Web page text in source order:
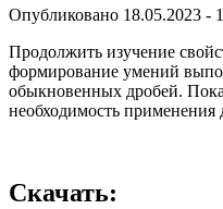
Опубликовано 18.05.2023 -
Продолжить изучение
формирование умений
обыкновенных дробей.
необходимость
Скачать: